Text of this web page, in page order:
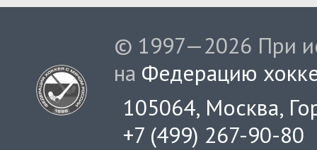
© 1997—2026 При
на Федерацию
105064, Москва,
+7 (499) 267-90-80